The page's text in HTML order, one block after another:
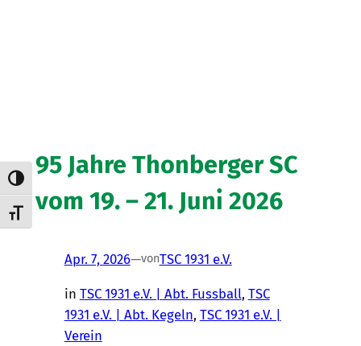
Umschalten auf hohe Kontraste
Schrift vergrößern
95 Jahre Thonberger SC
vom 19. – 21. Juni 2026
Apr. 7, 2026—vonTSC 1931 e.V.
in TSC 1931 e.V. | Abt. Fussball, TSC
1931 e.V. | Abt. Kegeln, TSC 1931 e.V. |
Verein